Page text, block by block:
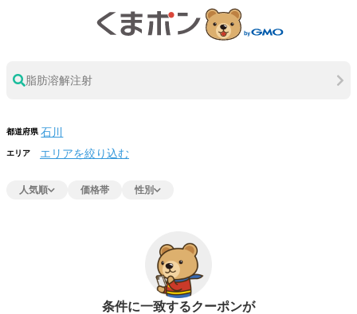
脂肪溶解注射
都道府県
エリア エリアを絞り込む
人気順 価格帯 性別
条件に一致するクーポンが